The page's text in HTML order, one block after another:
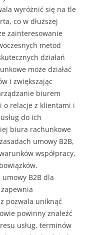
wyróżnić się na tle
co w dłuższej
zainteresowanie
metod
działań
może działać
i zwiększając
biurem
o relacje z klientami i
do ich
biura rachunkowe
umowy B2B,
współpracy,
B2B dla
pozwala uniknąć
powinny znaleźć
usług, terminów